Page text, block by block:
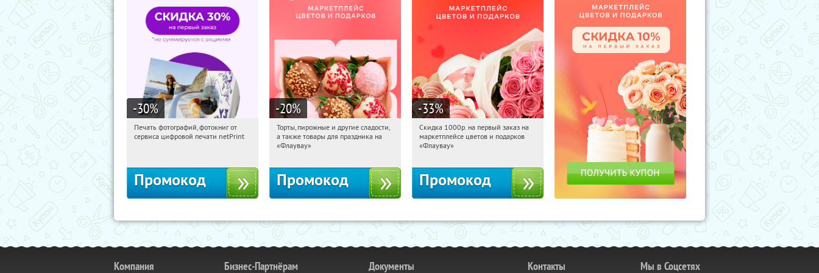
-30%
23:28:55 Получили:
Печать фотографий, фотокниг от
сервиса цифровой печати netPrint
Промокод
-20%
23:28:55 Получили:
Россия
Торты, пирожные и другие сладости,
а также товары для праздника на
«Флаувау»
Промокод
-33%
23:28:55 Получили:
Россия
Скидка 1000р. на первый заказ на
маркетплейсе цветов и подарков
«Флаувау»
Промокод
Компания Бизнес-Партнёрам Документы Контакты Мы в Соцсетях